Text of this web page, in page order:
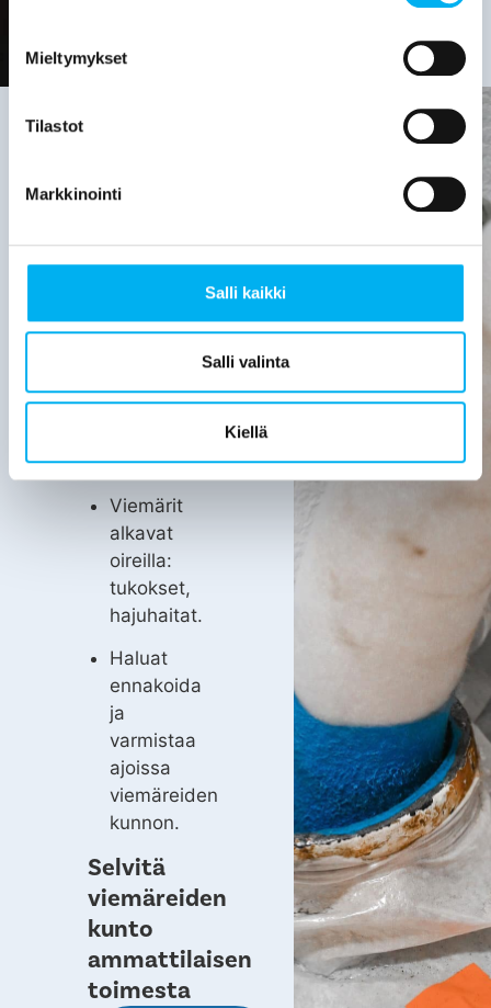
Mieltymykset
Tilastot
Markkinointi
Salli kaikki
Salli valinta
Kiellä
Viemäriremontin
hyvä
selvittää,
kun:
on yli 30
vanha.
Viemärit
alkavat
oireilla:
tukokset,
hajuhaitat.
Haluat
ennakoida
ja
varmistaa
ajoissa
viemäreiden
kunnon.
Selvitä
viemäreiden
kunto
ammattilaisen
toimesta